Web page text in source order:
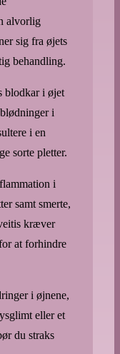
alvorlig
sig fra øjets
behandling.
blodkar i øjet
i
i en
sorte pletter.
i
samt smerte,
kræver
at forhindre
i øjnene,
eller et
du straks